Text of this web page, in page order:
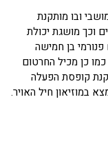
ובו מותקנת
וכך מושגת יכולת
בן חמישה
כן מכיל החרטום
קופסת הפעלה
במוזיאון חיל האויר.